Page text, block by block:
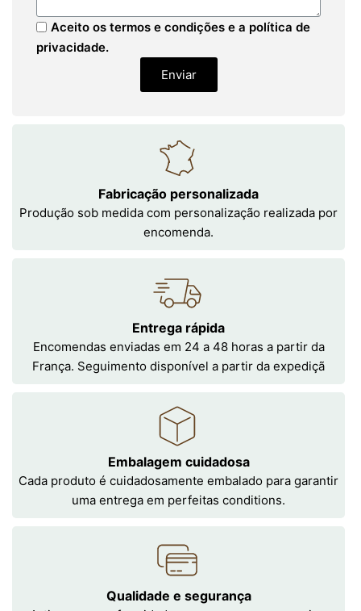
Aceito os termos e condições e a política de
privacidade.
Enviar
Fabricação personalizada
Produção sob medida com personalização realizada por
encomenda.
Entrega rápida
Encomendas enviadas em 24 a 48 horas a partir da
França. Seguimento disponível a partir da expediçã
Embalagem cuidadosa
Cada produto é cuidadosamente embalado para garantir
uma entrega em perfeitas conditions.
Qualidade e segurança